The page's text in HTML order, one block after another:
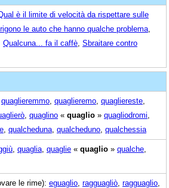
è il limite di velocità da rispettare sulle
le auto che hanno qualche problema
Qualcuna... fa il caffè Sbraitare contro
quaglieremmo quaglieremo quagliereste
quaglino « quaglio » quagliodromi
qualcheduna qualcheduno qualchessia
quaglia quaglie « quaglio » qualche
le rime): eguaglio ragguagliò ragguaglio